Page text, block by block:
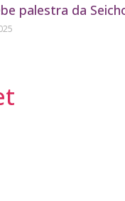
palestra da